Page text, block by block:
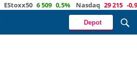
6 509 0,5% Nasdaq 29 215 -
Depot